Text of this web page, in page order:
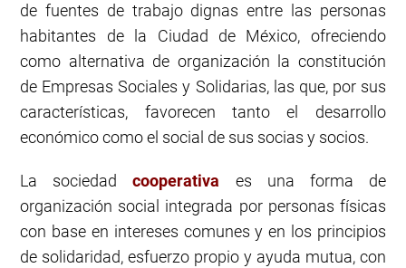
de fuentes de trabajo dignas entre las personas
habitantes de la Ciudad de México, ofreciendo
como alternativa de organización la constitución
de Empresas Sociales y Solidarias, las que, por sus
características, favorecen tanto el desarrollo
económico como el social de sus socias y socios.
La sociedadcooperativa
es una forma de
organización social integrada por personas físicas
con base en intereses comunes y en los principios
de solidaridad, esfuerzo propio y ayuda mutua, con